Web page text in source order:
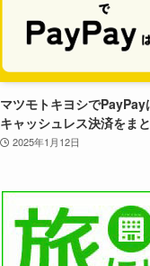
マツモトキヨシで
キャッシュレス決済をま
2025年1月12日